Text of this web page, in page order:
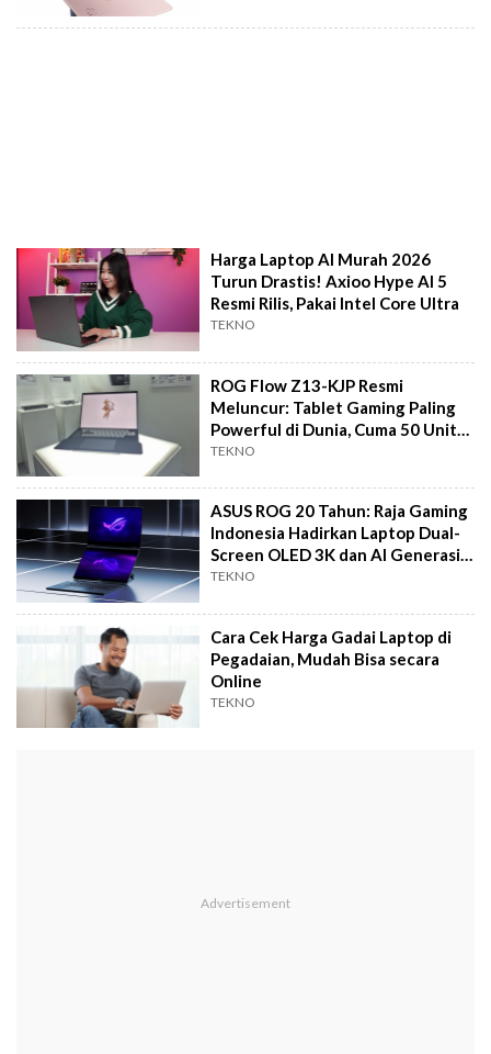
Harga Laptop AI Murah 2026
Turun Drastis! Axioo Hype AI 5
Resmi Rilis, Pakai Intel Core Ultra
TEKNO
ROG Flow Z13-KJP Resmi
Meluncur: Tablet Gaming Paling
Powerful di Dunia, Cuma 50 Unit
di Indonesia!
TEKNO
ASUS ROG 20 Tahun: Raja Gaming
Indonesia Hadirkan Laptop Dual-
Screen OLED 3K dan AI Generasi
Baru
TEKNO
Cara Cek Harga Gadai Laptop di
Pegadaian, Mudah Bisa secara
Online
TEKNO